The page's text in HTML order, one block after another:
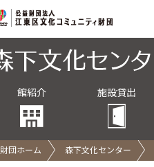
館紹介 施設貸出
財団ホーム 森下文化センター